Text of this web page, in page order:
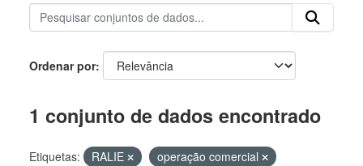
Ordenar por
1 conjunto de dados encontrado
Etiquetas: RALIE
operação comercial